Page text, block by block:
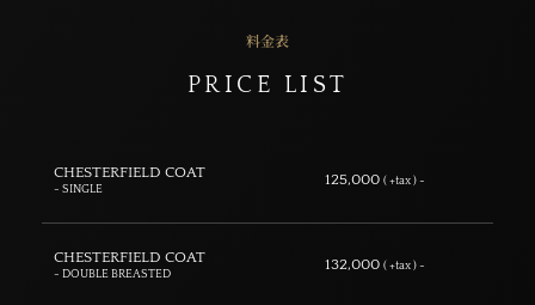
料金表
PRICE LIST
CHESTERFIELD COAT
- SINGLE
125,000 ( +tax ) ~
CHESTERFIELD COAT
- DOUBLE BREASTED
132,000 ( +tax ) ~